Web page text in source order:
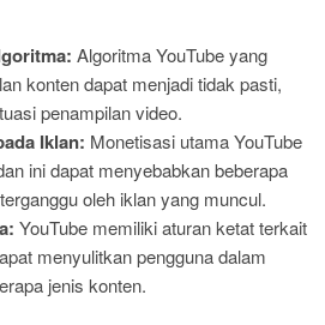
Algoritma YouTube yang
konten dapat menjadi tidak pasti,
penampilan video.
Iklan: Monetisasi utama YouTube
ini dapat menyebabkan beberapa
oleh iklan yang muncul.
YouTube memiliki aturan ketat terkait
menyulitkan pengguna dalam
jenis konten.